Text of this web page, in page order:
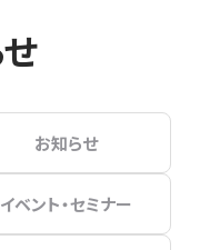
お知らせ
イベント・セミナー